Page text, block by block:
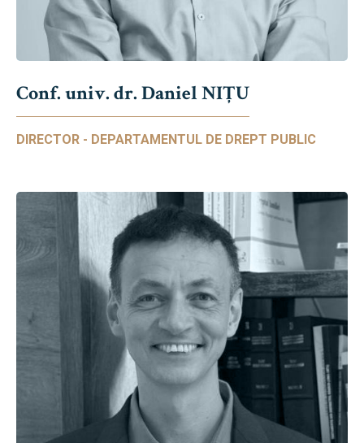
Conf. univ. dr. Daniel NIŢU
DIRECTOR - DEPARTAMENTUL DE DREPT PUBLIC